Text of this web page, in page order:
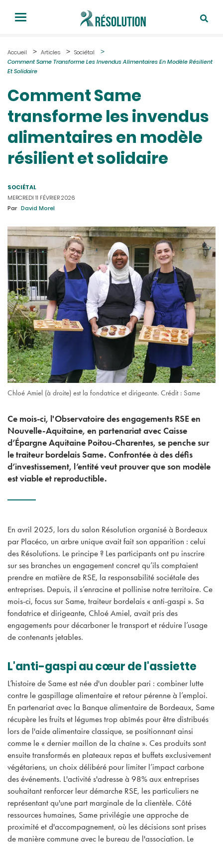
Accueil Articles
Sociétal
Comment Same Transforme Les Invendus Alimentaires En Modèle Résilient
Et Solidaire
Comment Same
transforme les invendus
alimentaires en modèle
résilient et solidaire
SOCIÉTAL
MERCREDI 11 FÉVRIER 2026
Par David Morel
Chloé Amiel (à droite) est la fondatrice et dirigeante. Crédit : Same
Ce mois-ci, l'Observatoire des engagements RSE en
Nouvelle-Aquitaine, en partenariat avec Caisse
d’Épargne Aquitaine Poitou-Charentes, se penche sur
le traiteur bordelais Same. Confrontée à des défis
d’investissement, l’entité veut prouver que son modèle
est viable et reproductible.
En avril 2025, lors du salon Résolution organisé à Bordeaux
par Placéco, un arbre unique avait fait son apparition : celui
des Résolutions. Le principe ? Les participants ont pu inscrire
sur ses branches un engagement concret qu’ils comptaient
prendre en matière de RSE, la responsabilité sociétale des
entreprises. Depuis, il s’enracine et pollinise notre territoire. Ce
mois-ci, focus sur Same, traiteur bordelais « anti-gaspi ». Sa
fondatrice et dirigeante, Chloé Amiel, avait pris des
engagements pour décarboner le transport et réduire l’usage
de contenants jetables.
L'anti-gaspi au cœur de l'assiette
L’histoire de Same est née d'un doubler pari : combiner lutte
contre le gaspillage alimentaire et retour pérenne à l’emploi.
En partenariat avec la Banque alimentaire de Bordeaux, Same
récupère les fruits et légumes trop abîmés pour être distribués
lors de l'aide alimentaire classique, se positionnant ainsi
comme le « dernier maillon de la chaîne ». Ces produits sont
ensuite transformés en plateaux repas et buffets exclusivement
végétariens, un choix délibéré pour limiter l’impact carbone
des événements. L'activité s'adresse à 98% aux entreprises
souhaitant renforcer leur démarche RSE, les particuliers ne
représentant qu'une part marginale de la clientèle. Côté
ressources humaines, Same privilégie une approche de
proximité et d'accompagnement, où les décisions sont prises
de manière commune avec le bureau de l'association. Le